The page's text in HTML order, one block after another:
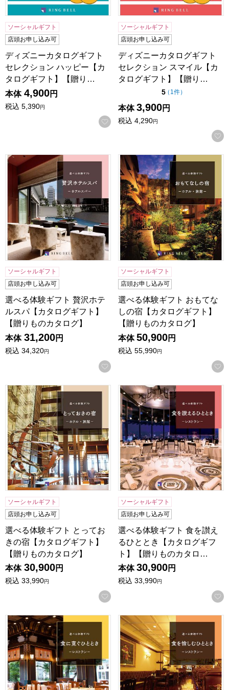
ソーシャルギフト
店頭お申し込み可
ディズニーカタログギフト
セレクション ハッピー【カ
タログギフト】【贈り…
本体 4,900円
税込 5,390円
お気に入りに登録する
ソーシャルギフト
店頭お申し込み可
ディズニーカタログギフト
セレクション スマイル【カ
タログギフト】【贈り…
5点（5点満点中）
（ 1件の評価
）
本体 3,900円
税込 4,290円
選べる体験ギフト 贅沢ホテルスパ【カタログギフト】【贈
ソーシャルギフト
店頭お申し込み可
選べる体験ギフト 贅沢ホテ
ルスパ【カタログギフト】
【贈りものカタログ】
本体 31,200円
税込 34,320円
お気に入りに登録する
選べる体験ギフト おもてな
ソーシャルギフト
店頭お申し込み可
選べる体験ギフト おもてな
しの宿【カタログギフト】
【贈りものカタログ】
本体 50,900円
税込 55,990円
選べる体験ギフト とっておきの宿【カタログギフト】【贈
ソーシャルギフト
店頭お申し込み可
選べる体験ギフト とってお
きの宿【カタログギフト】
【贈りものカタログ】
本体 30,900円
税込 33,990円
お気に入りに登録する
選べる体験ギフト 食を讃え
ソーシャルギフト
店頭お申し込み可
選べる体験ギフト 食を讃え
るひととき【カタログギフ
ト】【贈りものカタロ…
本体 30,900円
税込 33,990円
選べる体験ギフト 食に寛ぐひととき【カタログギフト】【
選べる体験ギフト 食を愉し